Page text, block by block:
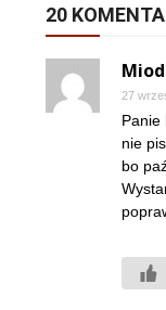
20
27
Panie
nie
bo